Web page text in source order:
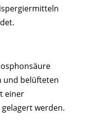
und belüfteten
einer
werden.